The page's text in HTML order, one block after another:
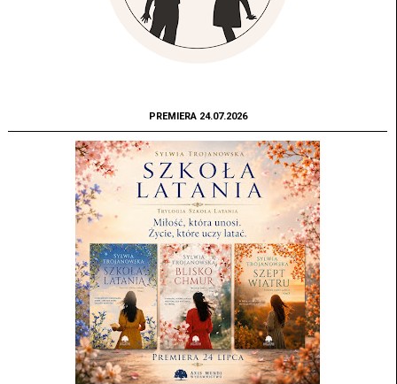
PREMIERA 24.07.2026